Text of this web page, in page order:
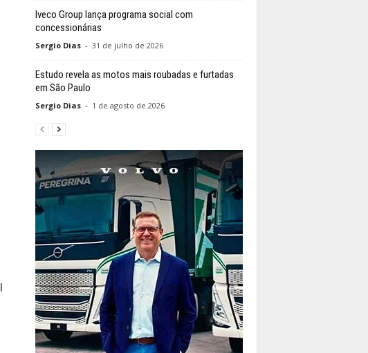
Iveco Group lança programa social com
concessionárias
Sergio Dias - 31 de julho de 2026
Estudo revela as motos mais roubadas e furtadas
em São Paulo
Sergio Dias - 1 de agosto de 2026